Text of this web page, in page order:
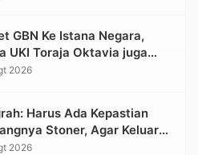
GBN Ke Istana Negara,
UKI Toraja Oktavia juga
Seni Mahasiswa
2026
Harus Ada Kepastian
Stoner, Agar Keluarga
Trauma dan
2026